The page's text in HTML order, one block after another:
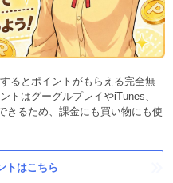
るとポイントがもらえる完全無
トはグーグルプレイやiTunes、
きるため、課金にも買い物にも使
トはこちら